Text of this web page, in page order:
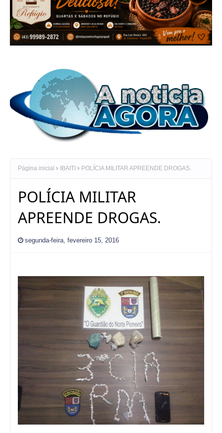
Página inicial IBAITI POLÍCIA MILITAR APREENDE DROGAS.
POLÍCIA MILITAR
APREENDE DROGAS.
segunda-feira, fevereiro 15, 2016